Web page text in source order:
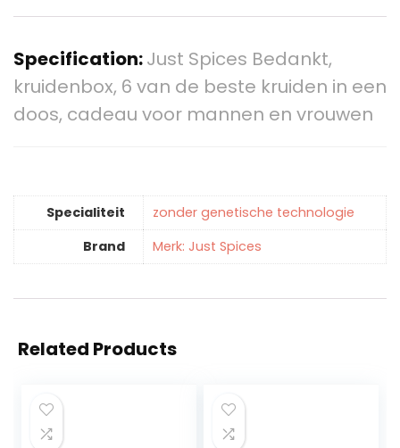
Specification:Just Spices Bedankt,
kruidenbox, 6 van de beste kruiden in een
doos, cadeau voor mannen en vrouwen
Specialiteit
‎zonder genetische technologie
Brand
Merk: Just Spices
Related Products